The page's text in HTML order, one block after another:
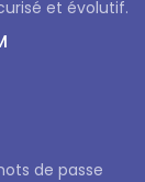
et évolutif.
de passe